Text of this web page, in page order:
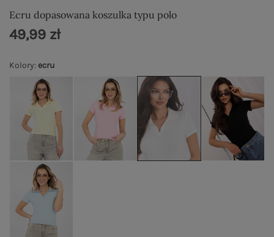
Ecru dopasowana koszulka typu polo
Kolory: ecru
49,99 zł